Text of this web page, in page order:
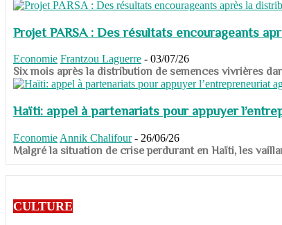
Projet PARSA : Des résultats encourageants
Economie Frantzou Laguerre - 03/07/26
​​​​​​​Six mois après la distribution de semences vivrières
Haïti: appel à partenariats pour appuyer
Economie Annik Chalifour - 26/06/26
​​​​​​​Malgré la situation de crise perdurant en Haïti, les
CULTURE